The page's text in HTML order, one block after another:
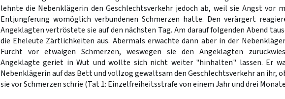
lehnte die Nebenklägerin den Geschlechtsverkehr jedoch ab, weil sie Angst vor
Entjungferung womöglich verbundenen Schmerzen hatte. Den verärgert
Angeklagten vertröstete sie auf den nächsten Tag. Am darauf folgenden Abend
die Eheleute Zärtlichkeiten aus. Abermals erwachte dann aber in der
Furcht vor etwaigen Schmerzen, weswegen sie den Angeklagten
Angeklagte geriet in Wut und wollte sich nicht weiter "hinhalten" lassen. Er
Nebenklägerin auf das Bett und vollzog gewaltsam den Geschlechtsverkehr an ihr,
sie vor Schmerzen schrie (Tat 1: Einzelfreiheitsstrafe von einem Jahr und drei